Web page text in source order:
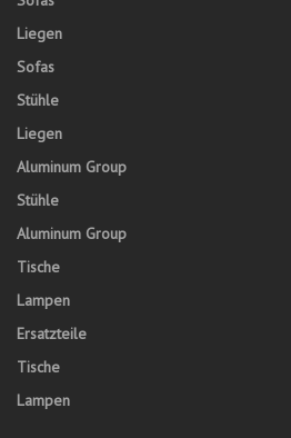
Liegen
Sofas
Stühle
Liegen
Aluminum Group
Stühle
Aluminum Group
Tische
Lampen
Ersatzteile
Tische
Lampen